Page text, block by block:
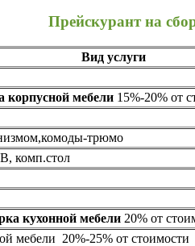
Прейскурант на
Вид услуги
корпусной мебели15%-20% от
трюмо
комп.стол
кухонной мебели20% от
мебели 20%-25% от стоимости